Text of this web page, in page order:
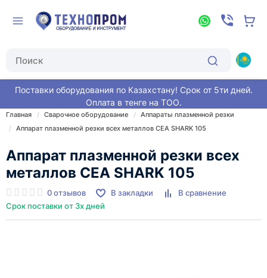
Поставки оборудования по Казахстану! Срок от 5ти дней.
Оплата в тенге на ТОО.
Главная Сварочное оборудование
Аппараты плазменной резки
Аппарат плазменной резки всех металлов CEA SHARK 105
Аппарат плазменной резки всех
металлов CEA SHARK 105
0 отзывов В закладки
В сравнение
Срок поставки от 3х дней